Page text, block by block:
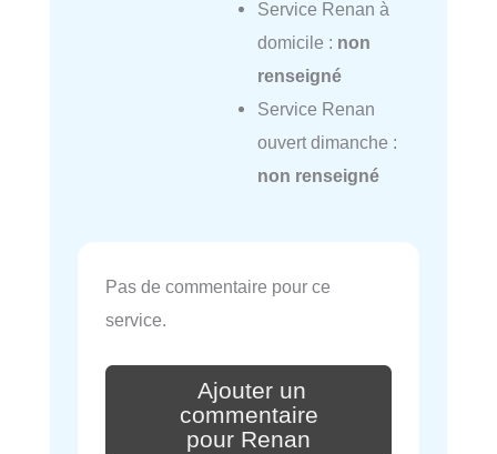
Service Renan à
domicile : non
renseigné
Service Renan
ouvert dimanche :
non renseigné
Pas de commentaire pour ce
service.
Ajouter un
commentaire
pour Renan